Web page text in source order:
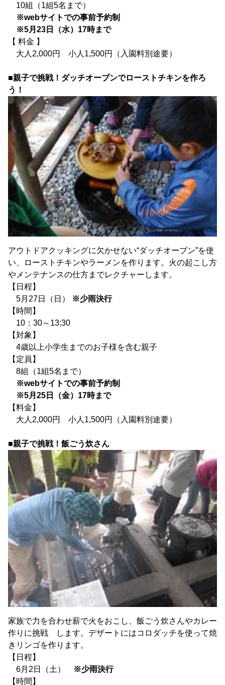
10組（1組5名まで）
※webサイトでの事前予約制
※5月23日（水）17時まで
【 料金 】
大人2,000円 小人1,500円（入園料別途要）
■親子で挑戦！ダッチオーブンでローストチキンを作ろ
う！
アウトドアクッキングに欠かせない“ダッチオーブン”を使
い、ローストチキンやラーメンを作ります。火の起こし方
やメンテナンスの仕方までレクチャーします。
【日程】
5月27日（日）
※少雨決行
【時間】
10：30～13:30
【対象】
4歳以上小学生までのお子様を含む親子
【定員】
8組（1組5名まで）
※webサイトでの事前予約制
※5月25日（金）17時まで
【料金】
大人2,000円 小人1,500円（入園料別途要）
■親子で挑戦！飯ごう炊さん
家族で力を合わせ薪で火をおこし、飯ごう炊さんやカレー
作りに挑戦 します。デザートにはコロダッチを使って焼
きリンゴを作ります。
【日程】
6月2日（土）
※少雨決行
【時間】